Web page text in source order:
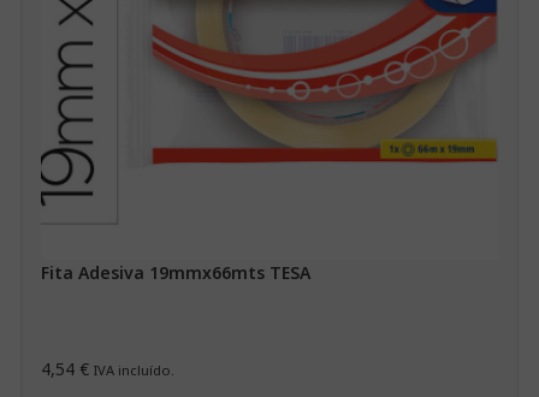
Fita Adesiva 19mmx66mts TESA
4,54 € IVA incluído.